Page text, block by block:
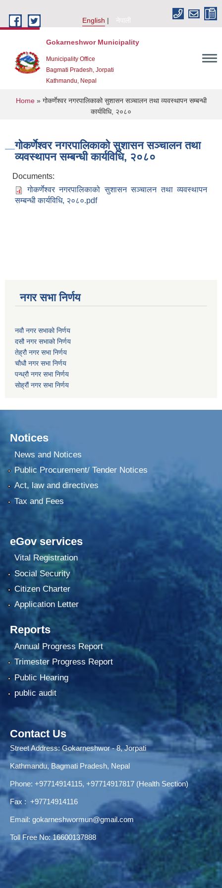
English
नेपाली
Gokarneshwor Municipality
Municipality Office
Bagmati Pradesh, Jorpati
Kathmandu, Nepal
You are here
Home» गोकर्णेश्वर नगरपालिकाको सुशासन सञ्चालन तथा व्यवस्थापन सम्बन्धी
कार्यविधि, २०८०
गोकर्णेश्वर नगरपालिकाको सुशासन सञ्चालन तथा
व्यवस्थापन सम्बन्धी कार्यविधि, २०८०
Documents:
गोकर्णेश्वर नगरपालिकाको सुशासन सञ्चालन तथा व्यवस्थापन
सम्बन्धी कार्यविधि, २०८०.pdf
नगर सभा निर्णय
नवौ नगर सभाको निर्णय
दसौ नगर सभाको निर्णय
तेह्रौ नगर सभा निर्णय
चौधौ नगर सभा निर्णय
पन्ध्रौ नगर सभा निर्णय
सोह्रौं नगर सभा निर्णय
Notices
News and Notices
Public Procurement/ Tender Notices
Act, law and directives
Tax and Fees
eGov services
Vital Registration
Social Security
Citizen Charter
Application Letter
Reports
Annual Progress Report
Trimester Progress Report
Public Hearing
public audit
Contact Us
Street Address: Gokarneshwor - 8, Jorpati
Kathmandu, Bagmati Pradesh, Nepal
Phone: +97714914115, +97714917817 (Health Section)
Fax : +97714914116
Email: gokarneshwormun@gmail.com
Toll Free No:16600137888